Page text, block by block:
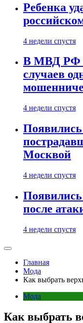
Ребенка
4 недели спустя
В МВД РФ
случаев
4 недели спустя
Появились
Москвой
4 недели спустя
после
4 недели спустя
Главная
Мода
Как выбрать
Мода
Как выбрать